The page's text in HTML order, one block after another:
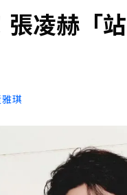
照遭放大腳趾！被
張凌赫「
琪